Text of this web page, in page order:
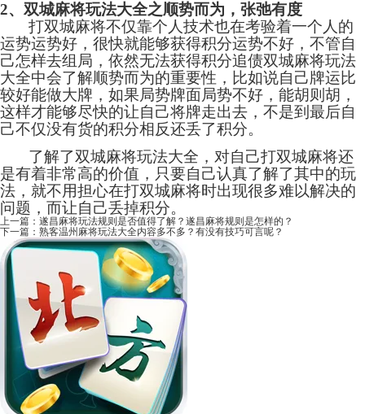
2、双城麻将玩法大全之顺势而为，张弛有度
打双城麻将不仅靠个人技术也在考验着一个人的
运势运势好，很快就能够获得积分运势不好，不管自
己怎样去组局，依然无法获得积分追债双城麻将玩法
大全中会了解顺势而为的重要性，比如说自己牌运比
较好能做大牌，如果局势牌面局势不好，能胡则胡，
这样才能够尽快的让自己将牌走出去，不是到最后自
己不仅没有货的积分相反还丢了积分。
了解了双城麻将玩法大全，对自己打双城麻将还
是有着非常高的价值，只要自己认真了解了其中的玩
法，就不用担心在打双城麻将时出现很多难以解决的
问题，而让自己丢掉积分。
上一篇： 遂昌麻将玩法规则是否值得了解？遂昌麻将规则是怎样的？
下一篇： 熟客温州麻将玩法大全内容多不多？有没有技巧可言呢？